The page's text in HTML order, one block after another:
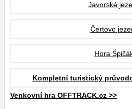
Javorské
Čertovo
Hora
Kompletní turistický
Venkovní hra OFFTRACK.cz >>